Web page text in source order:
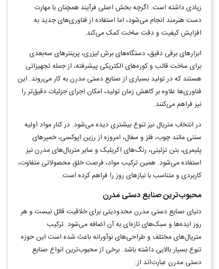
زیادی داشته است. اگرچه بخش اصلی فرآیند همچنان با مهارت
دست هنرمند انجام می‌شود، اما استفاده از فناوری‌های جدید به
افزایش کیفیت و دقت ساخت کمک می‌کند.
ابزارهای برقی دقیق، دستگاه‌های برش لیزری، پرینترهای سه‌بعدی
برای ساخت قالب و کوره‌های الکتریکی پیشرفته، از جمله تجهیزاتی
هستند که در تولید بسیاری از صنایع دستی مدرن به کار می‌روند. این
فناوری‌ها علاوه بر کاهش زمان تولید، امکان اجرای جزئیات دقیق‌تر را
نیز فراهم می‌کنند.
در انتخاب متریال نیز تنوع بیشتری دیده می‌شود. در کنار مواد اولیه
سنتی مانند چوب، فلز و سفال، امروزه از رزین اپوکسی، خمیرهای
پلیمری، بتن تزئینی، رنگ‌های اکریلیک و سایر متریال‌های مدرن نیز
استفاده می‌شود. همین ترکیب مواد، فرصت خلق محصولاتی متفاوت،
کاربردی و متناسب با نیازهای روز را فراهم کرده است.
محبوب‌ترین صنایع دستی مدرن
دنیای صنایع دستی مدرن محدودیتی برای خلاقیت قائل نیست و هر
روز ایده‌ها و سبک‌های تازه‌ای به آن اضافه می‌شود. ترکیب
متریال‌های مختلف و طراحی‌های نوآورانه باعث شده است این حوزه
تنوع بسیار بالایی داشته باشد. برخی از محبوب‌ترین انواع صنایع
دستی مدرن عبارت‌اند از: